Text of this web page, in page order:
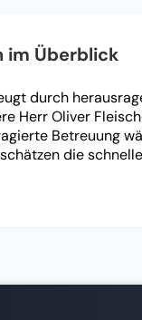
im Überblick
durch
Herr Oliver
Betreuung
die